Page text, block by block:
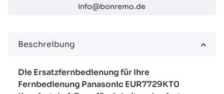
info@bonremo.de
Beschreibung
Die Ersatzfernbedienung für Ihre
Fernbedienung Panasonic EUR7729KT0